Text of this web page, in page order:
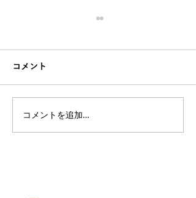
【簡単で効果絶大】誰で
も30秒で前屈が柔らかく
コメント
コメントを追加…